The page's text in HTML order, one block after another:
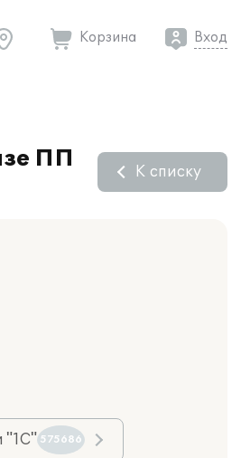
Корзина Вход
ПП
К списку
"1С" 575686